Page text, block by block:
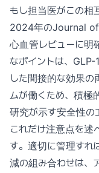
もし担当医がこの相
2024年のJournal
心血管レビューに明
なポイントは、
した間接的な効果の
ムが働くため、積極
研究が示す安全性の
これだけ注意点を述
す。適切に管理すれ
減の組み合わせは、